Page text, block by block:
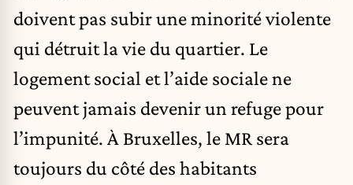
doivent pas subir une minorité violente
qui détruit la vie du quartier. Le
logement social et l’aide sociale ne
peuvent jamais devenir un refuge pour
l’impunité. À Bruxelles, le MR sera
toujours du côté des habitants